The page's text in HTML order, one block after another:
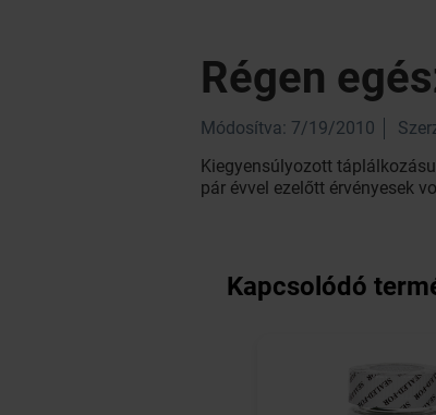
Régen
Módosítva: 7/19/2010
Kiegyensúlyozott
pár évvel ezelőtt érvényesek
Kapcsolódó